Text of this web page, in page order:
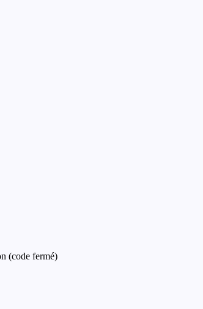
(code fermé)